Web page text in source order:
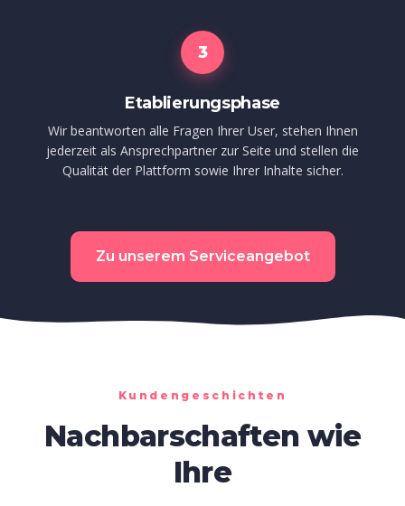
3
Etablierungsphase
Wir beantworten alle Fragen Ihrer User, stehen Ihnen
jederzeit als Ansprechpartner zur Seite und stellen die
Qualität der Plattform sowie Ihrer Inhalte sicher.
Zu unserem Serviceangebot
Kundengeschichten
Nachbarschaften wie
Ihre